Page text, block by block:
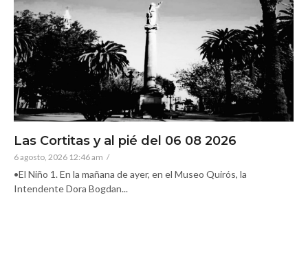
Las Cortitas y al pié del 06 08 2026
6 agosto, 2026 12:46 am /
•El Niño 1. En la mañana de ayer, en el Museo Quirós, la
Intendente Dora Bogdan...